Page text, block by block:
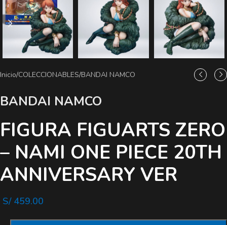
Inicio/COLECCIONABLES/BANDAI NAMCO
BANDAI NAMCO
FIGURA FIGUARTS ZERO
– NAMI ONE PIECE 20TH
ANNIVERSARY VER
S/459.00